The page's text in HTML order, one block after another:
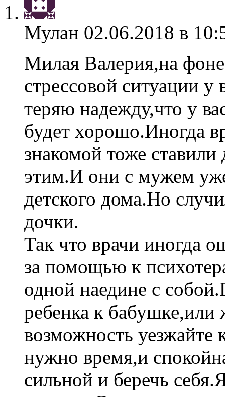
Мулан 02.06.2018 в
Милая Валерия,на
стрессовой ситуации у
теряю надежду,что у
будет хорошо.Иногда
знакомой тоже
этим.И они с мужем
детского дома.Но
дочки.
Так что врачи иногда
за помощью к
одной наедине с
ребенка к бабушке,или
возможность
нужно время,и
сильной и беречь